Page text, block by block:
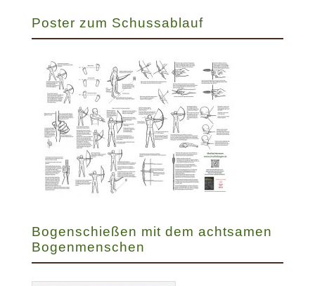
Poster zum Schussablauf
Bogenschießen mit dem achtsamen
Bogenmenschen